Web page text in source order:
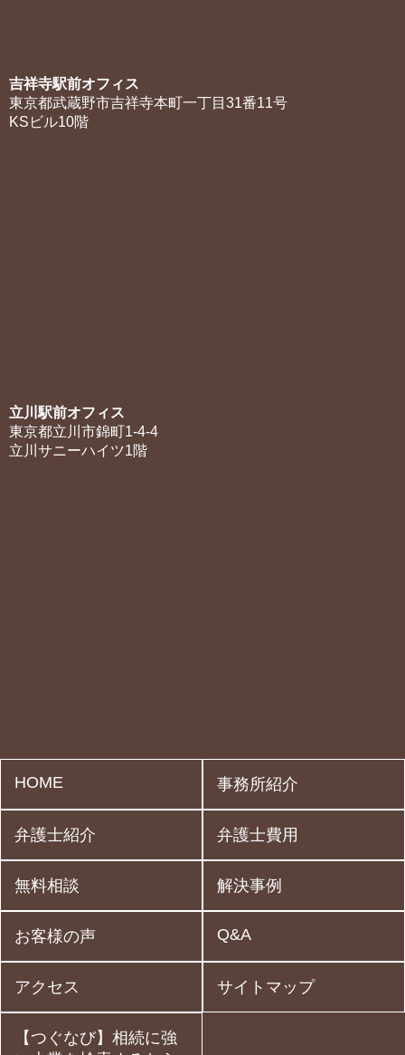
吉祥寺駅前オフィス
東京都武蔵野市吉祥寺本町一丁目31番11号
KSビル10階
立川駅前オフィス
東京都立川市錦町1-4-4
立川サニーハイツ1階
HOME 事務所紹介
弁護士紹介 弁護士費用
無料相談 解決事例
お客様の声 Q&A
アクセス サイトマップ
【つぐなび】相続に強